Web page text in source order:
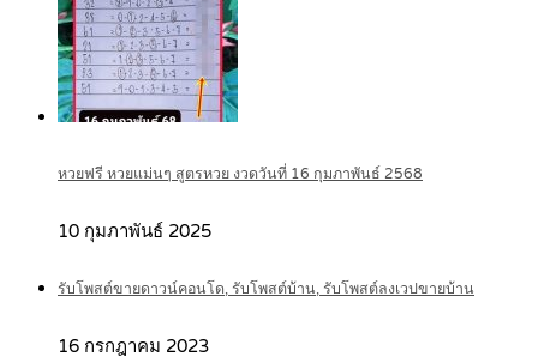
หวยฟรี หวยแม่นๆ สูตรหวย งวดวันที่ 16 กุมภาพันธ์ 2568
10 กุมภาพันธ์ 2025
รับโพสต์ขายดาวน์คอนโด, รับโพสต์บ้าน, รับโพสต์ลงเวปขายบ้าน
16 กรกฎาคม 2023